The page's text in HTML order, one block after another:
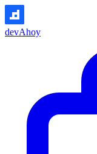
devAhoy